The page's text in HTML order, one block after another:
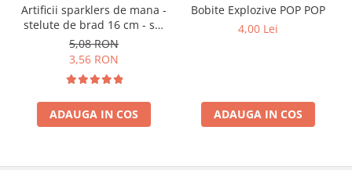
Artificii sparklers de mana -
stelute de brad 16 cm - set
10 buc
5,08 RON
3,56 RON
ADAUGA IN COS
Bobite Explozive POP POP
4,00 Lei
ADAUGA IN COS